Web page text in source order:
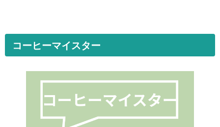
コーヒーマイスター